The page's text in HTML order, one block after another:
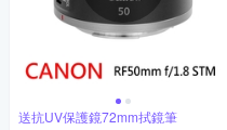
送抗UV保護鏡72mm拭鏡筆